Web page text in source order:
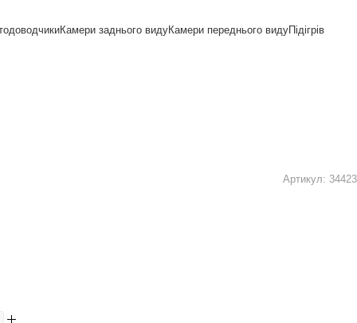
Камери заднього видуКамери переднього видуПідігрів
Артикул: 34423